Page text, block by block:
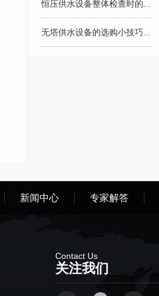
恒压供水设备整体检查时的...
无塔供水设备的选购小技巧...
新闻中心 专家解答
Contact Us
关注我们